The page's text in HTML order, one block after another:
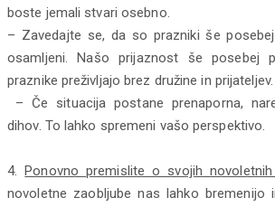
boste jemali stvari osebno.
– Zavedajte se, da so prazniki še
osamljeni. Našo prijaznost še posebej
praznike preživljajo brez družine in prijateljev.
– Če situacija postane prenaporna,
dihov. To lahko spremeni vašo perspektivo.
4.Ponovno premislite o svojih novoletnih
novoletne zaobljube nas lahko bremenijo